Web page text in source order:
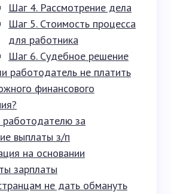
Шаг 4. Рассмотрение дела
Шаг 5. Стоимость процесса
для работника
Шаг 6. Судебное решение
работодатель не платить
финансового
за
выплаты з/п
на основании
зарплаты
не дать обмануть